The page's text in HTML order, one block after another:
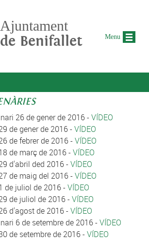
Ajuntament
de Benifallet
26 de gener de 2016 -VÍDEO
de gener de 2016 -VÍDEO
de febrer de 2016 -VÍDEO
de març de 2016 -VÍDEO
d'abril ded 2016 -VÍDEO
de maig del 2016 -VÍDEO
de juliol de 2016 -VÍDEO
de juliol de 2016 -VÍDEO
d'agost de 2016 -VÍDEO
6 de setembre de 2016 -VÍDEO
de setembre de 2016 -VÍDEO
Menu